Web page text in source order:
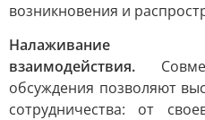
возникновения и
Налаживание
взаимодействия.
обсуждения позволяют
сотрудничества: от